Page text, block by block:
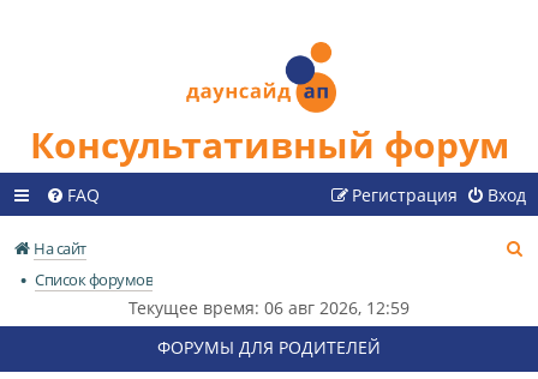
Консультативный форум
FAQ Вход
Регистрация
На сайт
Список форумов
к
Текущее время: 06 авг 2026, 12:59
ФОРУМЫ ДЛЯ РОДИТЕЛЕЙ